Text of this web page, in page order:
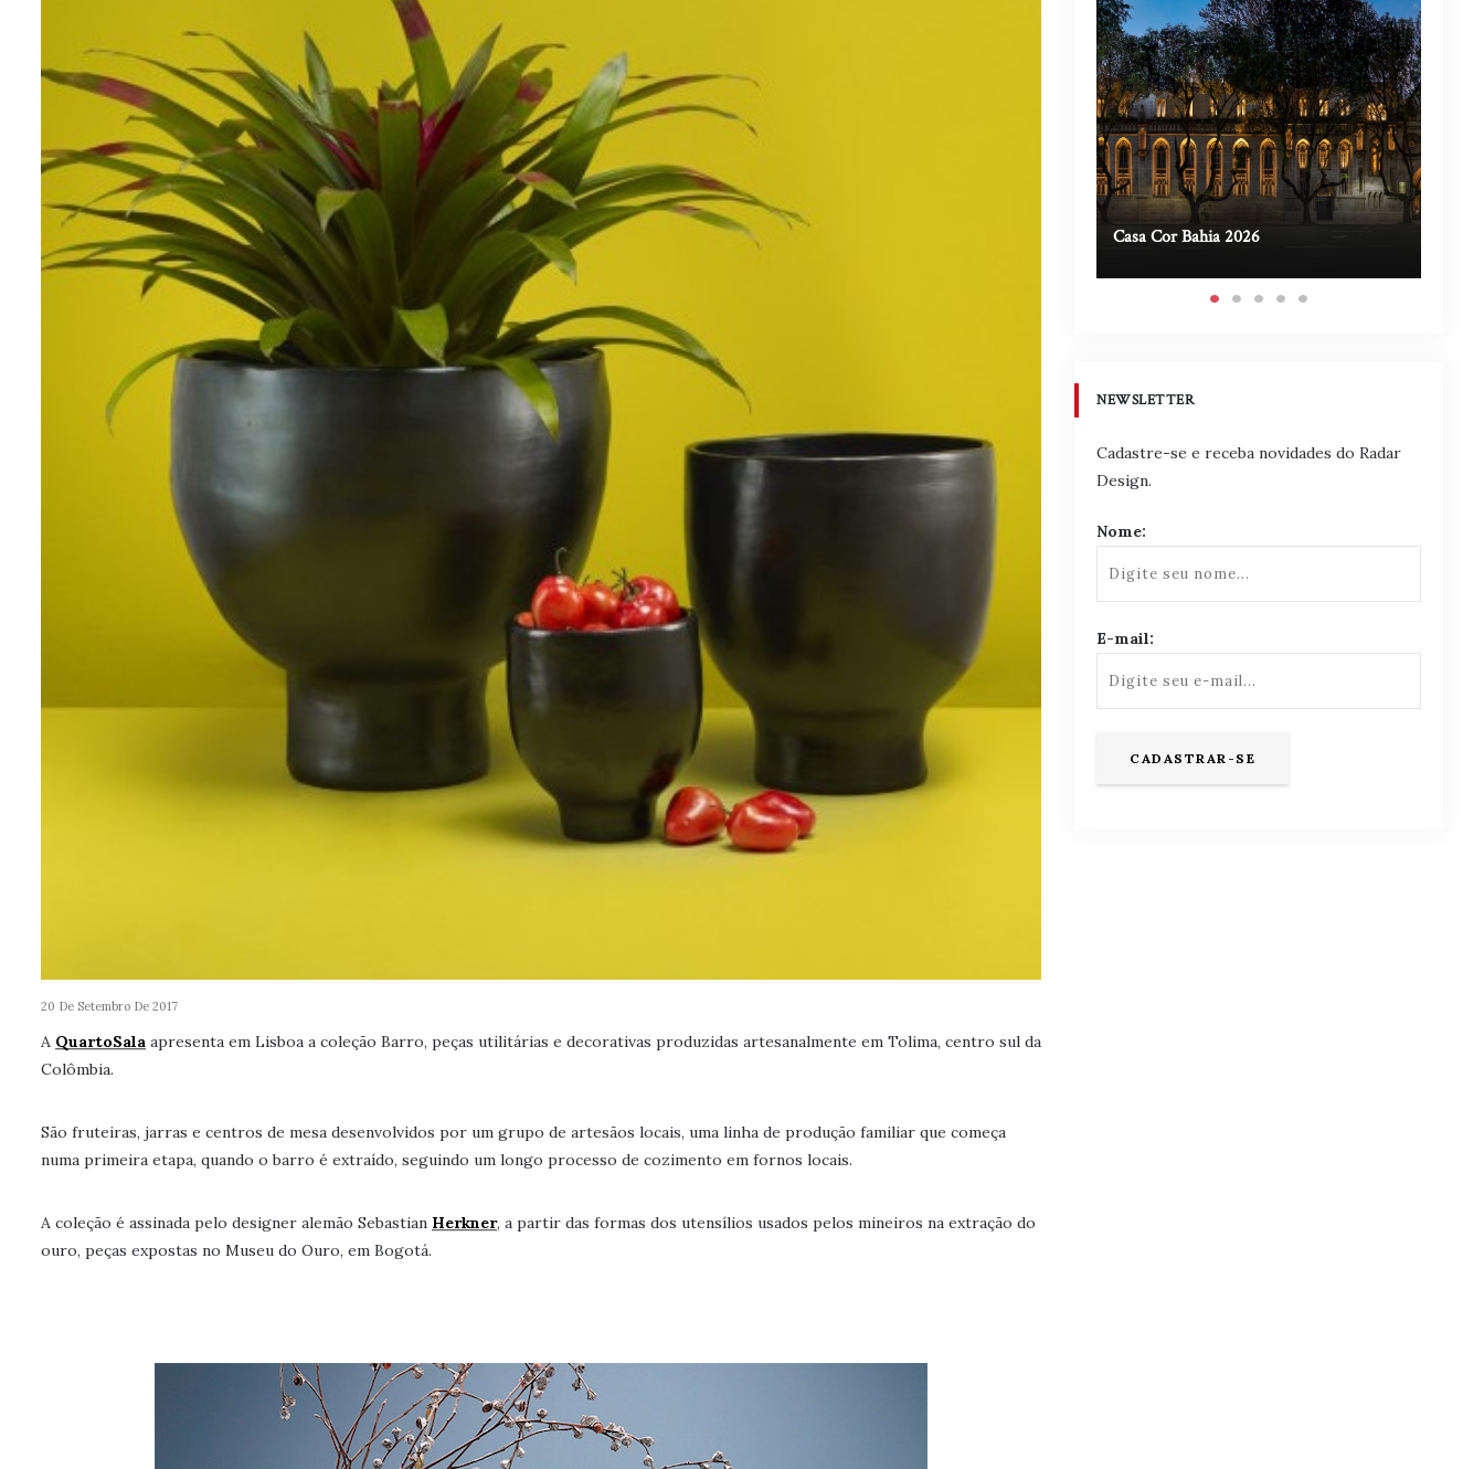
20 De Setembro De 2017
A QuartoSala apresenta em Lisboa a coleção Barro, peças utilitárias e decorativas produzidas artesanalmente em Tolima, centro sul da
Colômbia.
São fruteiras, jarras e centros de mesa desenvolvidos por um grupo de artesãos locais, uma linha de produção familiar que começa
numa primeira etapa, quando o barro é extraído, seguindo um longo processo de cozimento em fornos locais.
A coleção é assinada pelo designer alemão Sebastian Herkner, a partir das formas dos utensílios usados pelos mineiros na extração do
ouro, peças expostas no Museu do Ouro, em Bogotá.
Casa Cor Bahia 2026
NEWSLETTER
Cadastre-se e receba novidades do Radar
Design.
Nome:
E-mail: